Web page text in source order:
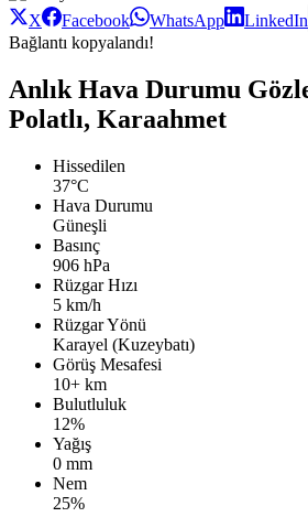
X Facebook WhatsApp LinkedIn
Bağlantı kopyalandı!
Anlık Hava Durumu
Polatlı, Karaahmet
Hissedilen
37°C
Hava Durumu
Güneşli
Basınç
906 hPa
Rüzgar Hızı
5 km/h
Rüzgar Yönü
Karayel (Kuzeybatı)
Görüş Mesafesi
10+ km
Bulutluluk
12%
Yağış
0 mm
Nem
25%